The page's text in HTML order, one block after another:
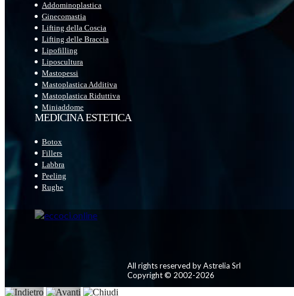
Addominoplastica
Ginecomastia
Lifting della Coscia
Lifting delle Braccia
Lipofilling
Liposcultura
Mastopessi
Mastoplastica Additiva
Mastoplastica Riduttiva
Miniaddome
MEDICINA ESTETICA
Botox
Fillers
Labbra
Peeling
Rughe
All rights reserved by Astrelia Srl
Copyright © 2002-2026